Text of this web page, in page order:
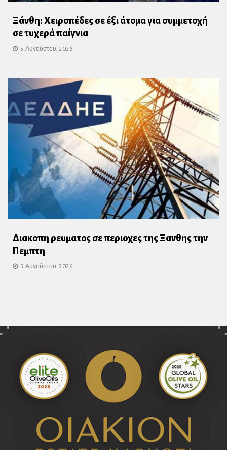
Ξάνθη: Χειροπέδες σε έξι άτομα για συμμετοχή
σε τυχερά παίγνια
5 Αυγούστου, 2026
Διακοπη ρευματος σε περιοχες της Ξανθης την
Πεμπτη
5 Αυγούστου, 2026